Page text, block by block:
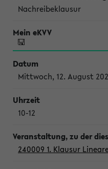
Nachreibeklausur
Mittwoch, 12. August
10-12
240009 1. Klausur